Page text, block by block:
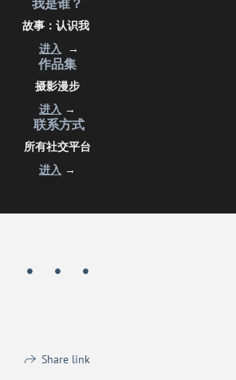
故事：认识我
进入
→
作品集
摄影漫步
进入 →
联系方式
所有社交平台
进入 →
Share link